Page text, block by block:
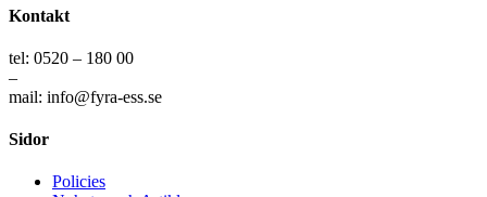
Kontakt
tel: 0520 – 180 00
–
mail: info@fyra-ess.se
Sidor
Policies